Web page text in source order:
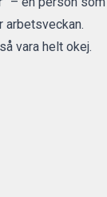
arbetsveckan.
vara helt okej.